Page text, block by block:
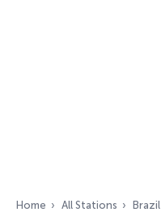
Home All Stations Brazil